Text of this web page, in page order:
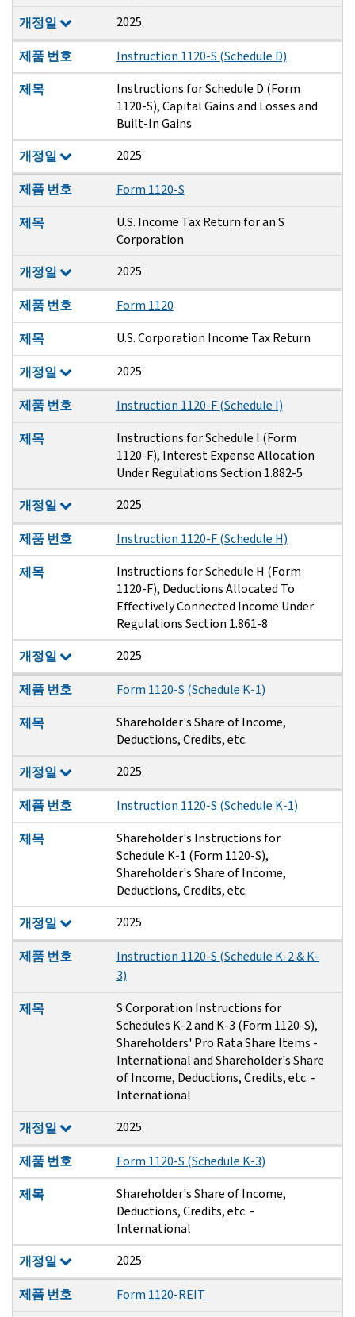
개정일
2025
제품 번호
Instruction 1120-S (Schedule D)
제목
Instructions for Schedule D (Form
1120-S), Capital Gains and Losses and
Built-In Gains
개정일
2025
제품 번호
Form 1120-S
제목
U.S. Income Tax Return for an S
Corporation
개정일
2025
제품 번호
Form 1120
제목
U.S. Corporation Income Tax Return
개정일 2025
제품 번호
Instruction 1120-F (Schedule I)
제목
Instructions for Schedule I (Form
1120-F), Interest Expense Allocation
Under Regulations Section 1.882-5
개정일
2025
제품 번호
Instruction 1120-F (Schedule H)
제목
Instructions for Schedule H (Form
1120-F), Deductions Allocated To
Effectively Connected Income Under
Regulations Section 1.861-8
개정일
2025
제품 번호
Form 1120-S (Schedule K-1)
제목
Shareholder's Share of Income,
Deductions, Credits, etc.
개정일
2025
제품 번호
Instruction 1120-S (Schedule K-1)
제목
Shareholder's Instructions for
Schedule K-1 (Form 1120-S),
Shareholder's Share of Income,
Deductions, Credits, etc.
개정일
2025
제품 번호
Instruction 1120-S (Schedule K-2 & K-
3)
제목
S Corporation Instructions for
Schedules K-2 and K-3 (Form 1120-S),
Shareholders' Pro Rata Share Items -
International and Shareholder's Share
of Income, Deductions, Credits, etc. -
International
개정일
2025
제품 번호
Form 1120-S (Schedule K-3)
제목
Shareholder's Share of Income,
Deductions, Credits, etc. -
International
개정일
2025
제품 번호 Form 1120-REIT